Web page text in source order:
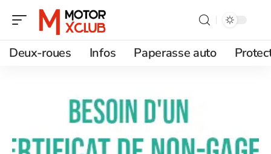
Deux-roues Infos Paperasse auto